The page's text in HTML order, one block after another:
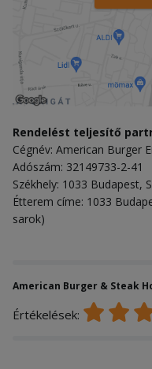
Rendelést teljesítő
Cégnév: American Burger
Adószám: 32149733-2-41
Székhely: 1033 Budapest,
Étterem címe: 1033
sarok)
American Burger & Steak
Értékelések: